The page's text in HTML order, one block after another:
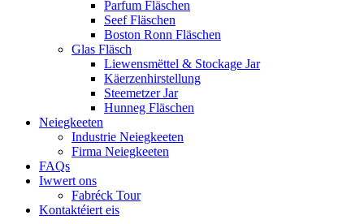
Parfum Fläschen
Seef Fläschen
Boston Ronn Fläschen
Glas Fläsch
Liewensmëttel & Stockage Jar
Käerzenhirstellung
Steemetzer Jar
Hunneg Fläschen
Neiegkeeten
Industrie Neiegkeeten
Firma Neiegkeeten
FAQs
Iwwert ons
Fabréck Tour
Kontaktéiert eis